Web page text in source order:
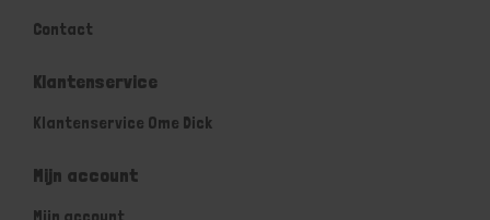
Contact
Klantenservice
Klantenservice Ome Dick
Mijn account
Mijn account